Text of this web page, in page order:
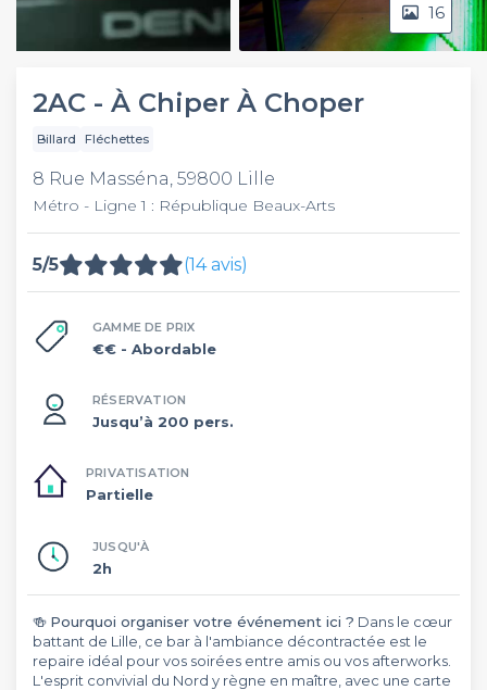
Video
16
2AC - À Chiper À Choper
Billard Fléchettes
8 Rue Masséna, 59800 Lille
Métro - Ligne 1 : République Beaux-Arts
5/5 (14 avis)
GAMME DE PRIX
€€ - Abordable
RÉSERVATION
Jusqu’à 200 pers.
PRIVATISATION
Partielle
JUSQU'À
2h
🍻 Pourquoi organiser votre événement ici ? Dans le cœur
battant de Lille, ce bar à l'ambiance décontractée est le
repaire idéal pour vos soirées entre amis ou vos afterworks.
L'esprit convivial du Nord y règne en maître, avec une carte